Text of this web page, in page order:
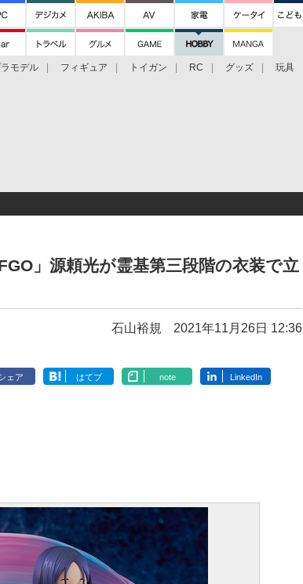
モデル フィギュア トイガン RC グッズ 玩具
」源頼光が霊基第三段階の衣装で立
石山裕規 2021年11月26日 12:36
ェア はてブ note LinkedIn